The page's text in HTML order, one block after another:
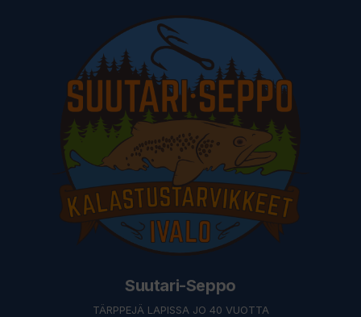
Suutari-Seppo
TÄRPPEJÄ LAPISSA JO 40 VUOTTA